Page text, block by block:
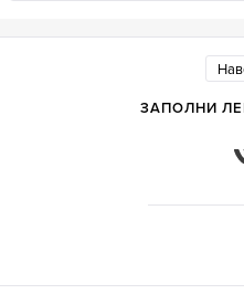
ЗАПОЛНИ